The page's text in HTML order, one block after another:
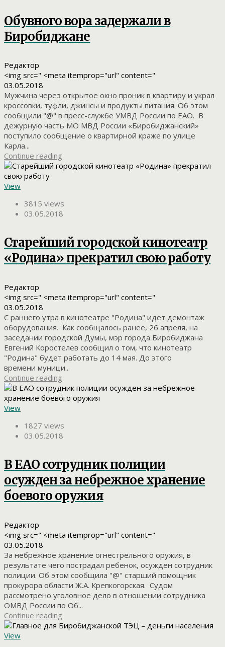
Обувного вора задержали в
Биробиджане
Редактор
<img src=" <meta itemprop="url" content="
03.05.2018
Мужчина через открытое окно проник в квартиру и украл
кроссовки, туфли, джинсы и продукты питания. Об этом
сообщили "@" в пресс-службе УМВД России по ЕАО. В
дежурную часть МО МВД России «Биробиджанский»
поступило сообщение о квартирной краже по улице
Карла...
Continue reading
View
3815 views
03.05.2018
Старейший городской кинотеатр
«Родина» прекратил свою работу
Редактор
<img src=" <meta itemprop="url" content="
03.05.2018
С раннего утра в кинотеатре "Родина" идет демонтаж
оборудования. Как сообщалось ранее, 26 апреля, на
заседании городской Думы, мэр города Биробиджана
Евгений Коростелев сообщил о том, что кинотеатр
"Родина" будет работать до 14 мая. До этого
времени муници...
Continue reading
View
1827 views
03.05.2018
В ЕАО сотрудник полиции
осужден за небрежное хранение
боевого оружия
Редактор
<img src=" <meta itemprop="url" content="
03.05.2018
За небрежное хранение огнестрельного оружия, в
результате чего пострадал ребенок, осужден сотрудник
полиции. Об этом сообщила "@" старший помощник
прокурора области Ж.А. Крепкогорская. Судом
рассмотрено уголовное дело в отношении сотрудника
ОМВД России по Об...
Continue reading
View